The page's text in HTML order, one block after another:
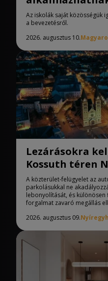
iskolák
Az iskolák saját közösségük
a bevezetésről.
2026. augusztus 10.
Lezárásokra
Kossuth téren
A közterület-felügyelet az
parkolásukkal ne
lebonyolítását, és
forgalmat zavaró megállás
2026. augusztus 09.